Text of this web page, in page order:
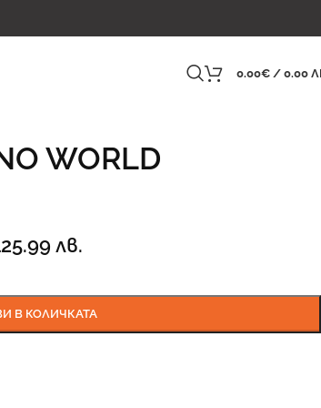
0.00€ / 0.00
WORLD
лв.
В КОЛИЧКАТА